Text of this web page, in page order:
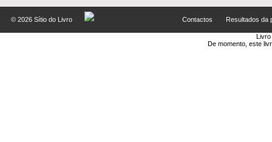
© 2026 Sítio do Livro
Contactos Resultados da
Livro
De momento, este